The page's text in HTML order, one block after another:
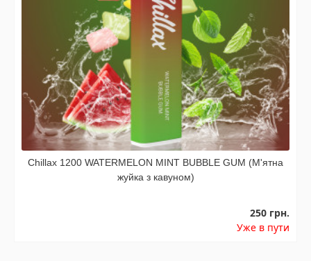
Chillax 1200 WATERMELON MINT BUBBLE GUM (М'ятна
жуйка з кавуном)
250 грн.
Уже в пути